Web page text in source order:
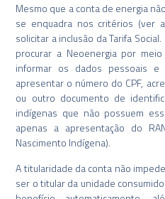
Mesmo que a conta de energia
se enquadra nos critérios (ver
solicitar a inclusão da Tarifa
procurar a Neoenergia por
informar os dados pessoais
apresentar o número do CPF,
ou outro documento de
indígenas que não possuem
apenas a apresentação do
Nascimento Indígena).
A titularidade da conta não
ser o titular da unidade